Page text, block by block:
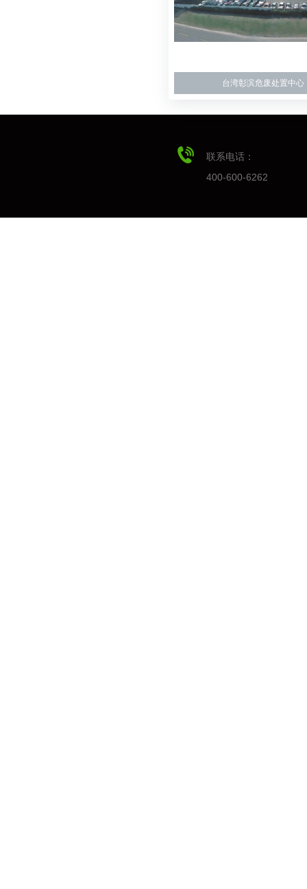
台湾彰滨危废处置中心
联系电话：
400-600-6262